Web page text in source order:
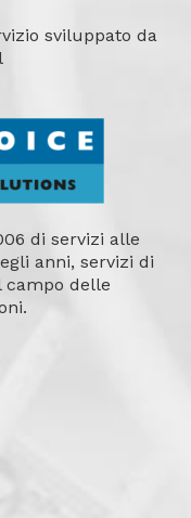
sviluppato da
di servizi alle
anni, servizi di
campo delle